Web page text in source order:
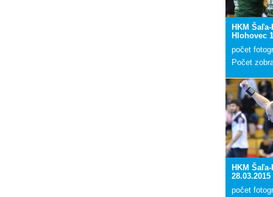
HKM
Hlohovec
počet
Počet
HKM
28.03.2015
počet